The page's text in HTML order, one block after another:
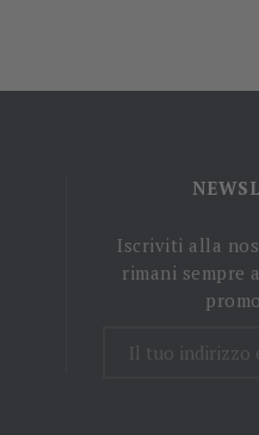
Iscriviti alla
rimani sempre